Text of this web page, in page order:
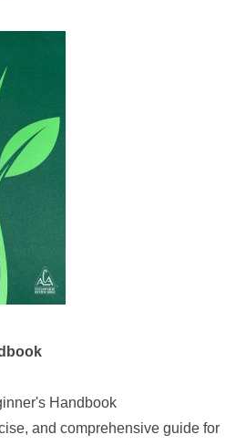
Handbook
and comprehensive guide for